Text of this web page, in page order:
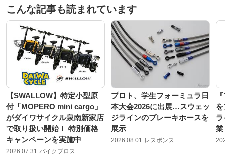
こんな記事も読まれています
【SWALLOW】特定小型原
付「MOPERO mini cargo」
がダイワサイクル泉南新家店
で取り扱い開始！ 特別価格
キャンペーンを実施中
2026.07.31 バイクブロス
プロト、学生フォーミュラ日
本大会2026に出展…スウェッ
ジラインのブレーキホースを
展示
2026.08.01 レスポンス
業